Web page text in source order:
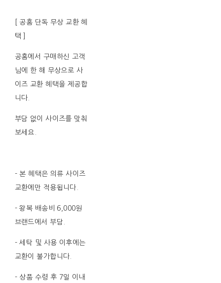
[ 공홈 단독 무상 교환 혜
택 ]
공홈에서 구매하신 고객
님에 한 해 무상으로 사
이즈 교환 혜택을 제공합
니다.
부담 없이 사이즈를 맞춰
보세요.
- 본 혜택은 의류 사이즈
교환에만 적용됩니다.
- 왕복 배송비 6,000원
브랜드에서 부담.
- 세탁 및 사용 이후에는
교환이 불가합니다.
- 상품 수령 후 7일 이내